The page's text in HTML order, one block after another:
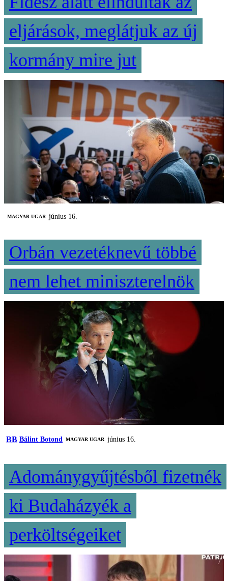
eljárások, meglátjuk az új
kormány mire jut
MAGYAR UGAR június 16.
Orbán vezetéknevű többé
nem lehet miniszterelnök
BB Bálint Botond MAGYAR UGAR június 16.
Adománygyűjtésből fizetnék
ki Budaházyék a
perköltségeiket